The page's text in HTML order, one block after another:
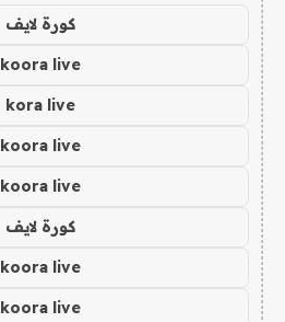
كورة لايف
koora live
kora live
koora live
koora live
كورة لايف
koora live
koora live